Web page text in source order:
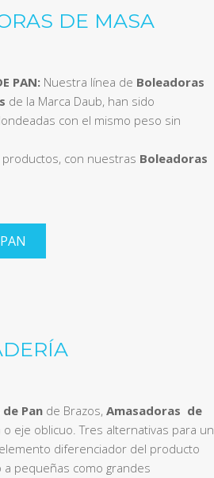
DE MASA
PAN: Nuestra línea de Boleadoras
de la Marca Daub, han sido
con el mismo peso sin
con nuestras Boleadoras
de Pan de Brazos, Amasadoras de
o eje oblicuo. Tres alternativas para un
diferenciador del producto
pequeñas como grandes